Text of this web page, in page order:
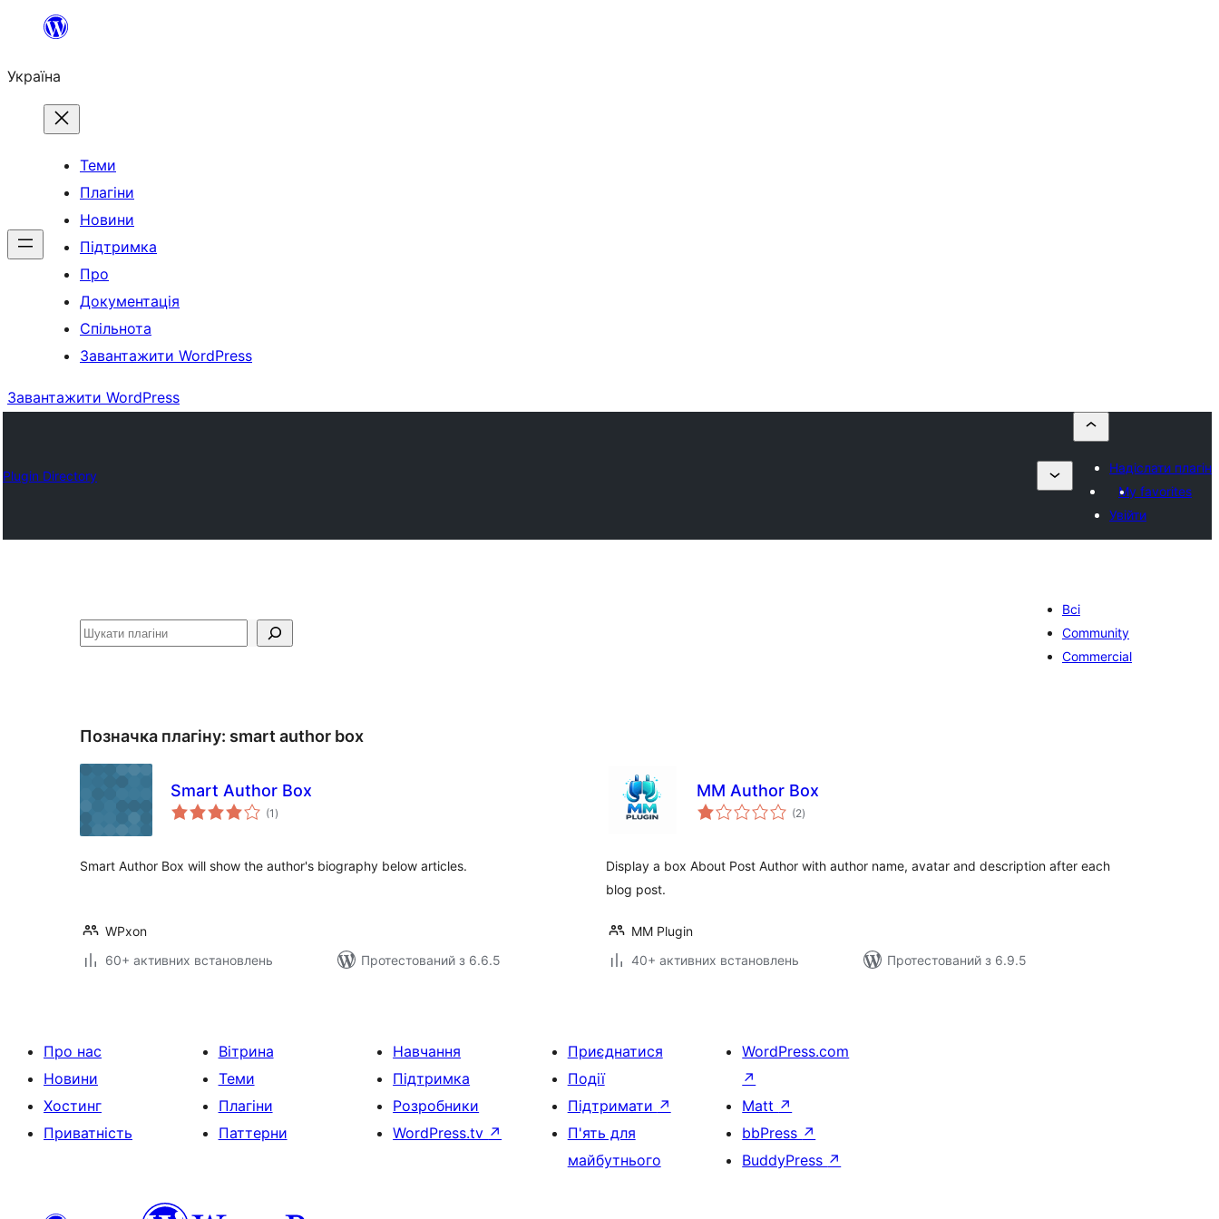
Перейти
вмісту
Україна
Теми
Плагіни
Новини
Підтримка
Про
Документація
Спільнота
Завантажити WordPress
Завантажити WordPress
Plugin Directory
Надіслати плагін
My favorites
Увійти
Пошук
Всі
Community
Commercial
Позначка плагіну: smart author box
Smart Author Box
(1 загальний
рейтинг
)
Smart Author Box will show the author's biography below articles.
WPxon
60+ активних встановлень
Протестований з 6.6.5
MM Author Box
(2загальний
рейтинг
)
Display a box About Post Author with author name, avatar and description after each
blog post.
MM Plugin
40+ активних встановлень
Протестований з 6.9.5
Про нас
Новини
Хостинг
Приватність
Вітрина
Теми
Плагіни
Паттерни
Навчання
Підтримка
Розробники
WordPress.tv ↗
Приєднатися
Події
Підтримати ↗
П'ять для
майбутнього
WordPress.com
↗
Matt ↗
bbPress ↗
BuddyPress ↗